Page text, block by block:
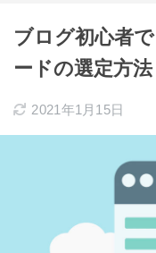
ブログ初心者
ードの選定方法
2021年1月15日